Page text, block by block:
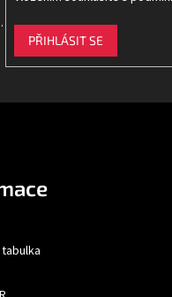
PŘIHLÁSIT SE